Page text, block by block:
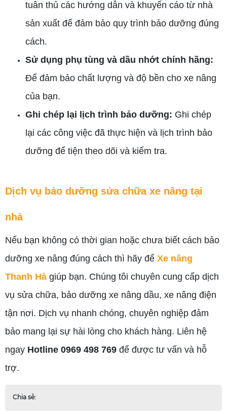
tuân thủ các hướng dẫn và khuyến cáo từ nhà
sản xuất để đảm bảo quy trình bảo dưỡng đúng
cách.
Sử dụng phụ tùng và dầu nhớt chính hãng:
Để đảm bảo chất lượng và độ bền cho xe nâng
của bạn.
Ghi chép lại lịch trình bảo dưỡng: Ghi chép
lại các công việc đã thực hiện và lịch trình bảo
dưỡng để tiện theo dõi và kiểm tra.
Dịch vụ bảo dưỡng sửa chữa xe nâng tại
nhà
Nếu bạn không có thời gian hoặc chưa biết cách bảo
dưỡng xe nâng đúng cách thì hãy để Xe nâng
Thanh Hà giúp bạn. Chúng tôi chuyên cung cấp dịch
vụ sửa chữa, bảo dưỡng xe nâng dầu, xe nâng điện
tận nơi. Dịch vụ nhanh chóng, chuyên nghiệp đảm
bảo mang lại sự hài lòng cho khách hàng. Liên hệ
ngay Hotline 0969 498 769 để được tư vấn và hỗ
trợ.
Chia sẻ: